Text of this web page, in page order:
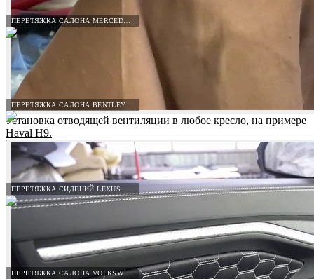
ПЕРЕТЯЖКА САЛОНА BENTLEY
ПЕРЕТЯЖКА СИДЕНИЙ LEXUS
ПЕРЕТЯЖКА САЛОНА VOLKSWAGEN
Установка отводящей вентиляции в любое кресло, на примере
Haval H9.